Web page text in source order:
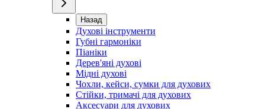
Назад
Духові інструменти
Губні гармоніки
Піаніки
Дерев'яні духові
Мідні духові
Чохли, кейси, сумки для духових
Стійки, тримачі для духових
Аксесуари для духових